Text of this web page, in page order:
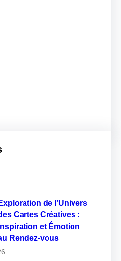
Exploration de l’Univers
Cartes Créatives :
Inspiration et Émotion
Rendez-vous